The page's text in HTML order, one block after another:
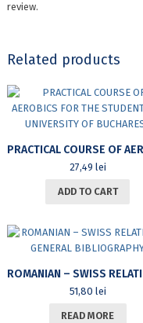
review.
Related products
27,49 lei
ADD TO CART
51,80 lei
READ MORE